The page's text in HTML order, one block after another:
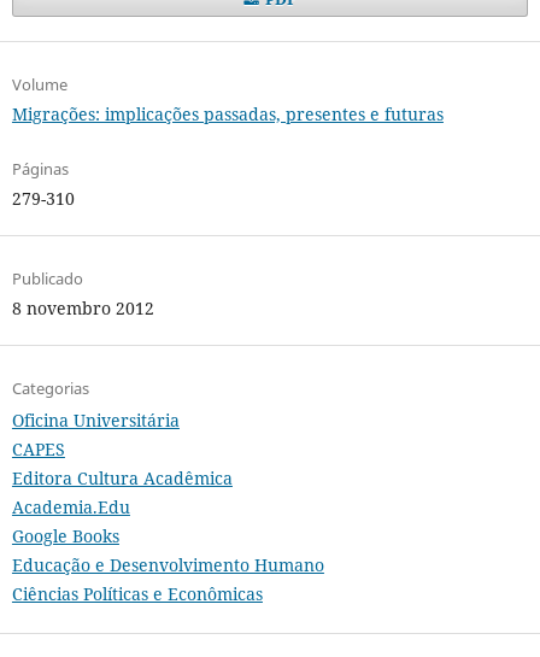
Volume
Migrações: implicações passadas, presentes e futuras
Páginas
279-310
Publicado
8 novembro 2012
Categorias
Oficina Universitária
CAPES
Editora Cultura Acadêmica
Academia.Edu
Google Books
Educação e Desenvolvimento Humano
Ciências Políticas e Econômicas